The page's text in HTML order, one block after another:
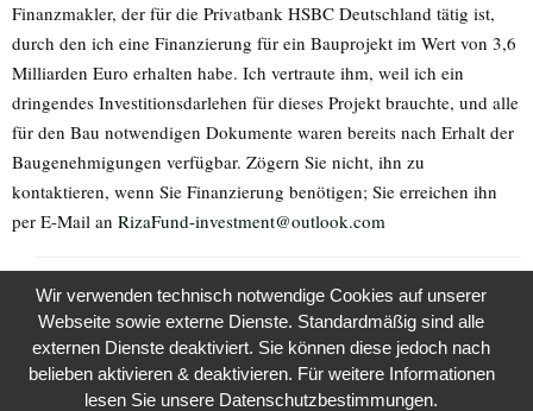
Finanzmakler, der für die Privatbank HSBC Deutschland tätig ist,
durch den ich eine Finanzierung für ein Bauprojekt im Wert von 3,6
Milliarden Euro erhalten habe. Ich vertraute ihm, weil ich ein
dringendes Investitionsdarlehen für dieses Projekt brauchte, und alle
für den Bau notwendigen Dokumente waren bereits nach Erhalt der
Baugenehmigungen verfügbar. Zögern Sie nicht, ihn zu
kontaktieren, wenn Sie Finanzierung benötigen; Sie erreichen ihn
per E-Mail an RizaFund-investment@outlook.com
the kasaan times
9. Juli 2026 at 16:24
Interessant ist, dass der angebliche Riza Kosar in der Côte
d’Ivoire sitzt, dummerhaftige Schreiberlinge, die versucht haben,
ANTWORTEN
Wir verwenden technisch notwendige Cookies auf unserer
Webseite sowie externe Dienste. Standardmäßig sind alle
externen Dienste deaktiviert. Sie können diese jedoch nach
belieben aktivieren & deaktivieren. Für weitere Informationen
lesen Sie unsere Datenschutzbestimmungen.